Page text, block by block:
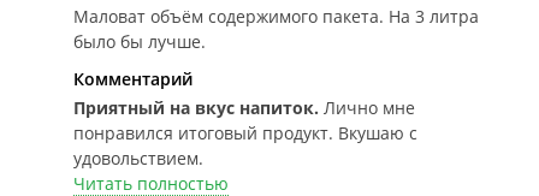
Маловат объём содержимого пакета. На 3 литра
было бы лучше.
Комментарий
Приятный на вкус напиток. Лично мне
понравился итоговый продукт. Вкушаю с
удовольствием.
Читать полностью